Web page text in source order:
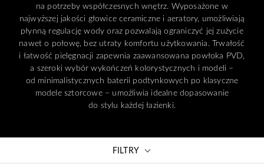
na potrzeby współczesnych wnętrz. Wyposażone w
najwyższej jakości głowice ceramiczne i aeratory, umożliwiają
płynną regulację wody oraz pozwalają ograniczyć jej zużycie
nawet o połowę, bez utraty komfortu użytkowania. Trwałość
i łatwość pielęgnacji zapewnia zaawansowana powłoka PVD,
a szeroki wybór wykończeń kolorystycznych i modeli –
od minimalistycznych baterii podtynkowych po klasyczne
modele sztorcowe – umożliwia idealne dopasowanie
do stylu każdej łazienki.
FILTRY